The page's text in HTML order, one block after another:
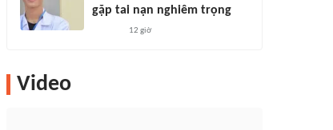
gặp tai nạn nghiêm trọng
12 giờ
Video